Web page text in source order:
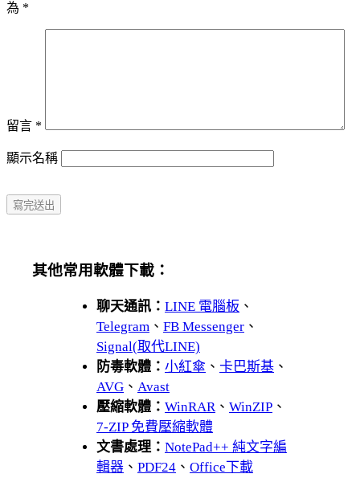
為 *
留言 *
顯示名稱
其他常用軟體下載：
聊天通訊： LINE 電腦板 、
Telegram 、 FB Messenger 、
Signal(取代LINE)
防毒軟體： 小紅傘 、 卡巴斯基 、
AVG 、 Avast
壓縮軟體： WinRAR 、 WinZIP 、
7-ZIP 免費壓縮軟體
文書處理： NotePad++ 純文字編
輯器 、 PDF24 、 Office下載